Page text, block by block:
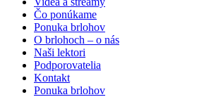
Čo ponúkame
Ponuka brlohov
O brlohoch – o nás
Naši lektori
Podporovatelia
Kontakt
Ponuka brlohov